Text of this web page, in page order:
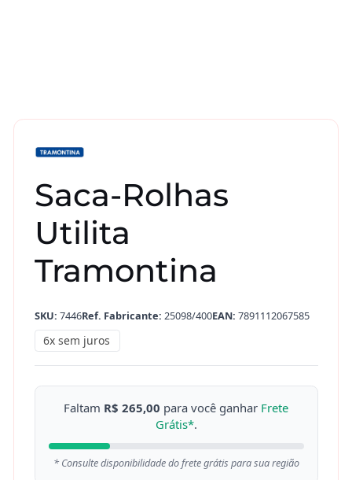
Saca-Rolhas
Utilita
Tramontina
SKU: 7446Ref. Fabricante: 25098/400EAN: 7891112067585
6x sem juros
Faltam R$ 265,00 para você ganhar Frete
Grátis*.
* Consulte disponibilidade do frete grátis para sua região